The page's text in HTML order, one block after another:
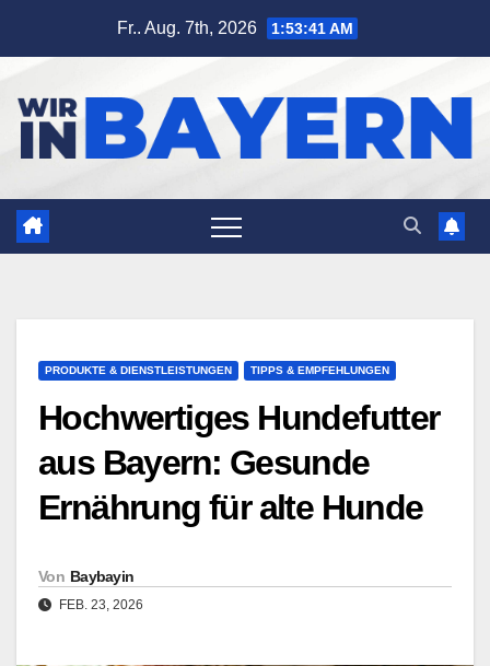
Fr.. Aug. 7th, 2026 1:53:42 AM
PRODUKTE & DIENSTLEISTUNGEN TIPPS & EMPFEHLUNGEN
Hochwertiges Hundefutter
aus Bayern: Gesunde
Ernährung für alte Hunde
Von Baybayin
FEB. 23, 2026